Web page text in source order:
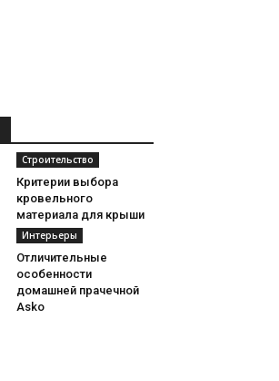
Строительство
Критерии выбора
кровельного
материала для крыши
Интерьеры
Отличительные
особенности
домашней прачечной
Asko